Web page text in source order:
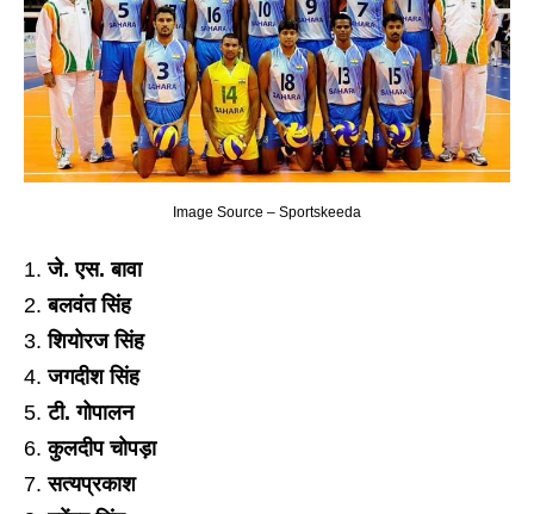
Image Source – Sportskeeda
जे. एस. बावा
बलवंत सिंह
शियोरज सिंह
जगदीश सिंह
टी. गोपालन
कुलदीप चोपड़ा
सत्यप्रकाश